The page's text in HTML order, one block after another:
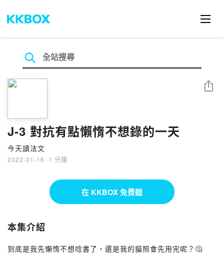
J-3 對抗有點懶惰不想錄的一天
今天讀法文
2022-01-16 · 1 分鐘
分享
在 KKBOX 免費聽
本集介紹
到底是我先懶惰不想唸書了，還是我的貓照會先用完呢？🤔